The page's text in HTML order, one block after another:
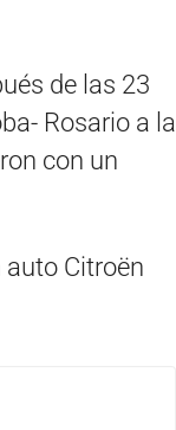
de las 23
Rosario a la
con un
auto Citroën